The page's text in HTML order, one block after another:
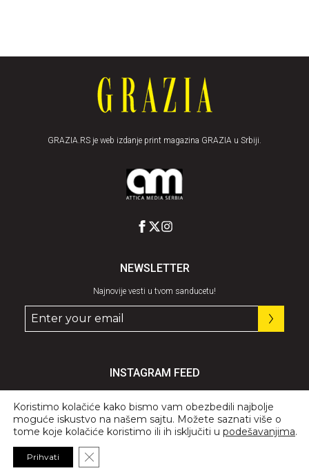
GRAZIA.RS je web izdanje print magazina GRAZIA u Srbiji.
NEWSLETTER
Najnovije vesti u tvom sanducetu!
INSTAGRAM FEED
© 2026 All Rights Reserved, GRAZIA.
Koristimo kolačiće kako bismo vam obezbedili najbolje
moguće iskustvo na našem sajtu. Možete saznati više o
tome koje kolačiće koristimo ili ih isključiti u podešavanjima.
Prihvati Close GDPR Cookie Banner